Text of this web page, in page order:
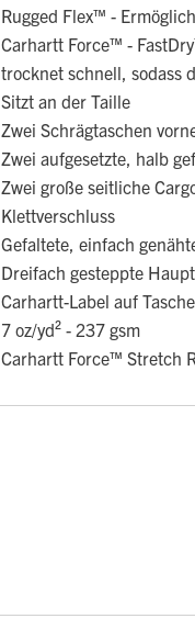
Rugged Flex™ -
Carhartt Force™ -
trocknet schnell, sodass
Sitzt an der Taille
Zwei Schrägtaschen
Zwei aufgesetzte, halb
Zwei große seitliche
Klettverschluss
Gefaltete, einfach
Dreifach gesteppte
Carhartt-Label auf
7 oz/yd² - 237 gsm
Carhartt Force™ Stretch